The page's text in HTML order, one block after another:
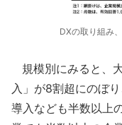
DXの取り組み
規模別にみると、
入」が8割超にのぼ
導入なども半数以上